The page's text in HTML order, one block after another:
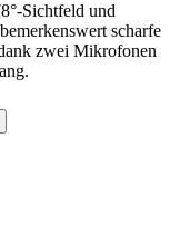
Sichtfeld und
scharfe
zwei Mikrofonen